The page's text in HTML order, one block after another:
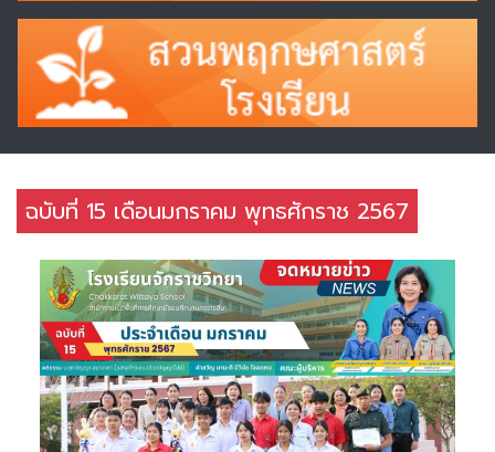
ฉบับที่ 15 เดือนมกราคม พุทธศักราช 2567